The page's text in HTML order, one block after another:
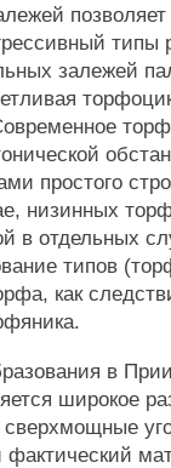
позволяет
типы
залежей
простого
низинных
в отдельных
типов
как
в
широкое